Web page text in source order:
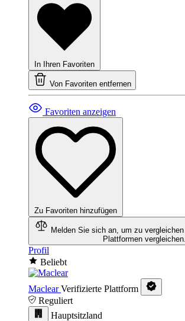
In Ihren Favoriten
Von Favoriten entfernen
Favoriten anzeigen
Zu Favoriten hinzufügen
Melden Sie sich an, um zu vergleichen
Plattformen vergleichen.
Profil
Beliebt
Maclear Verifizierte Plattform
Reguliert
Hauptsitzland